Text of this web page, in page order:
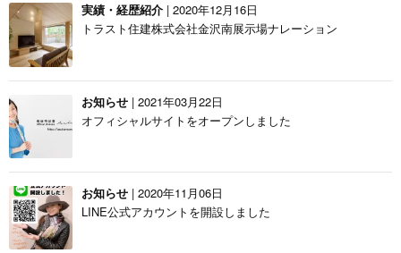
実績・経歴紹介 | 2020年12月16日
トラスト住建株式会社金沢南展示場ナレーション
お知らせ | 2021年03月22日
オフィシャルサイトをオープンしました
お知らせ | 2020年11月06日
LINE公式アカウントを開設しました